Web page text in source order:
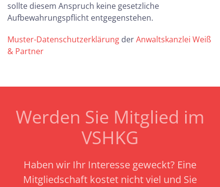
sollte diesem Anspruch keine gesetzliche
Aufbewahrungspflicht entgegenstehen.
Muster-Datenschutzerklärung derAnwaltskanzlei Weiß
& Partner
Werden Sie Mitglied im
VSHKG
Haben wir Ihr Interesse geweckt? Eine
Mitgliedschaft kostet nicht viel und Sie